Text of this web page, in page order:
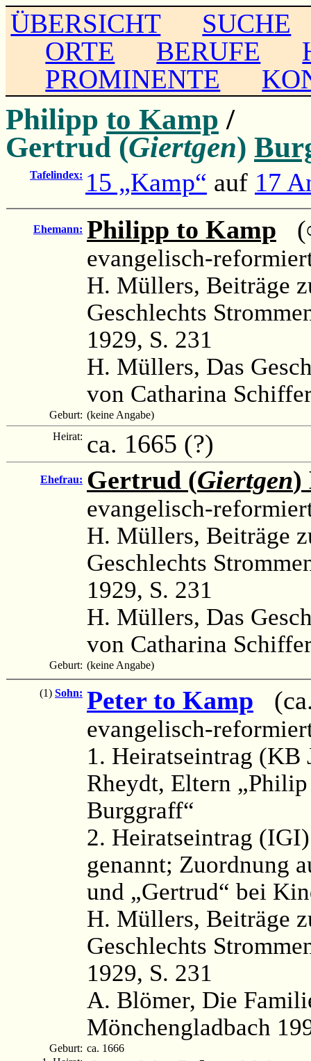
ÜBERSICHT
SUCHE
ORTE
BERUFE
PROMINENTE
Philipp to Kamp /
Gertrud (Giertgen)
Tafelindex: 15 „Kamp“ auf 17
Ehemann: Philipp to Kamp
evangelisch-
H. Müllers, Beiträge
Geschlechts
1929, S. 231
H. Müllers, Das
von Catharina
Geburt: (keine Angabe)
Heirat: ca. 1665 (?)
Ehefrau: Gertrud (Giertgen)
evangelisch-
H. Müllers, Beiträge
Geschlechts
1929, S. 231
H. Müllers, Das
von Catharina
Geburt: (keine Angabe)
(1) Sohn: Peter to Kamp
evangelisch-
1. Heiratseintrag (KB
Rheydt, Eltern
Burggraff“
2. Heiratseintrag
genannt; Zuordnung
und „Gertrud“ bei
H. Müllers, Beiträge
Geschlechts
1929, S. 231
A. Blömer, Die
Mönchengladbach
Geburt: ca. 1666